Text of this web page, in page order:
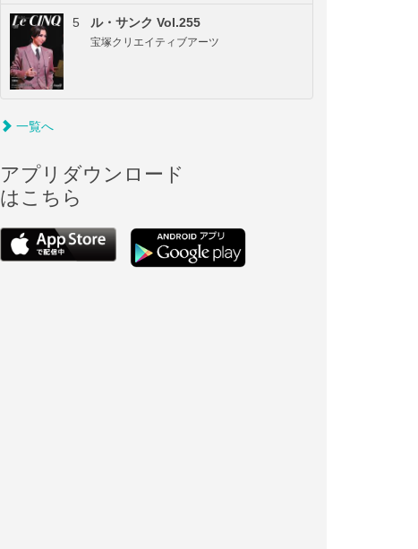
5 ル・サンク Vol.255
宝塚クリエイティブアーツ
一覧へ
アプリダウンロード
はこちら